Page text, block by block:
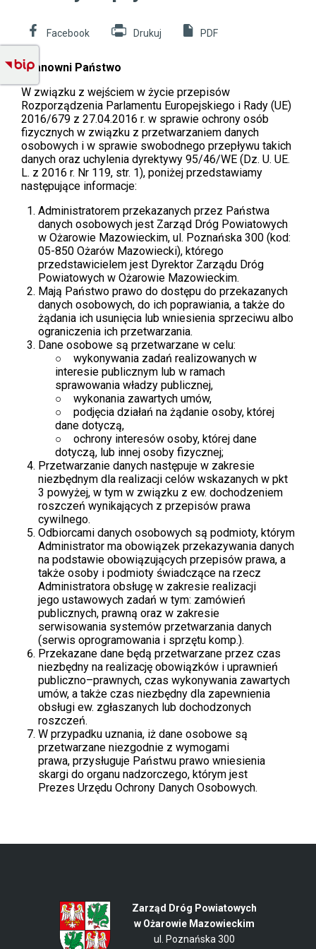
Menu
boczne
Facebook
Will
Drukuj PDF
Szanowni Państwo
W związku z wejściem w życie przepisów
Rozporządzenia Parlamentu Europejskiego i Rady (UE)
2016/679 z 27.04.2016 r. w sprawie ochrony osób
fizycznych w związku z przetwarzaniem danych
osobowych i w sprawie swobodnego przepływu takich
danych oraz uchylenia dyrektywy 95/46/WE (Dz. U. UE.
L. z 2016 r. Nr 119, str. 1), poniżej przedstawiamy
następujące informacje:
Administratorem przekazanych przez Państwa
danych osobowych jest Zarząd Dróg Powiatowych
w Ożarowie Mazowieckim, ul. Poznańska 300 (kod:
05-850 Ożarów Mazowiecki), którego
przedstawicielem jest Dyrektor Zarządu Dróg
Powiatowych w Ożarowie Mazowieckim.
Mają Państwo prawo do dostępu do przekazanych
danych osobowych, do ich poprawiania, a także do
żądania ich usunięcia lub wniesienia sprzeciwu albo
ograniczenia ich przetwarzania.
Dane osobowe są przetwarzane w celu:
wykonywania zadań realizowanych w
interesie publicznym lub w ramach
sprawowania władzy publicznej,
wykonania zawartych umów,
podjęcia działań na żądanie osoby, której
dane dotyczą,
ochrony interesów osoby, której dane
dotyczą, lub innej osoby fizycznej;
Przetwarzanie danych następuje w zakresie
niezbędnym dla realizacji celów wskazanych w pkt
3 powyżej, w tym w związku z ew. dochodzeniem
roszczeń wynikających z przepisów prawa
cywilnego.
Odbiorcami danych osobowych są podmioty, którym
Administrator ma obowiązek przekazywania danych
na podstawie obowiązujących przepisów prawa, a
także osoby i podmioty świadczące na rzecz
Administratora obsługę w zakresie realizacji
jego ustawowych zadań w tym: zamówień
publicznych, prawną oraz w zakresie
serwisowania systemów przetwarzania danych
(serwis oprogramowania i sprzętu komp.).
Przekazane dane będą przetwarzane przez czas
niezbędny na realizację obowiązków i uprawnień
publiczno–prawnych, czas wykonywania zawartych
umów, a także czas niezbędny dla zapewnienia
obsługi ew. zgłaszanych lub dochodzonych
roszczeń.
W przypadku uznania, iż dane osobowe są
przetwarzane niezgodnie z wymogami
prawa, przysługuje Państwu prawo wniesienia
skargi do organu nadzorczego, którym jest
Prezes Urzędu Ochrony Danych Osobowych.
Zarząd Dróg Powiatowych
w Ożarowie Mazowieckim
ul. Poznańska 300